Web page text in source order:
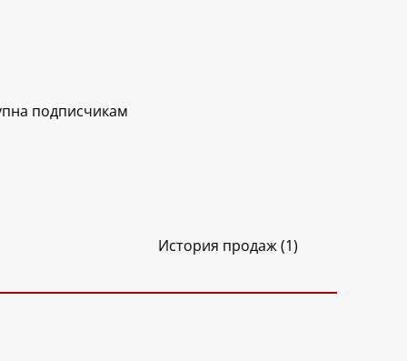
подписчикам
История продаж (1)